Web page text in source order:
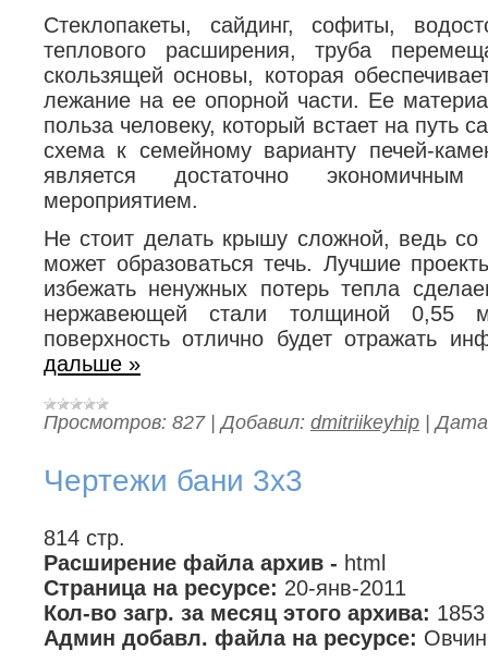
Стеклопакеты, сайдинг, софиты,
теплового расширения, труба
скользящей основы, которая
лежание на ее опорной части. Ее
польза человеку, который встает на путь
схема к семейному варианту печей-
является достаточно
мероприятием.
Не стоит делать крышу сложной, ведь
может образоваться течь. Лучшие
избежать ненужных потерь тепла
нержавеющей стали толщиной 0,55
поверхность отлично будет отражать
дальше »
Просмотров: 827 |Добавил: dmitriikeyhip |
Чертежи бани 3х3
814 стр.
Расширение файла архив - html
Страница на ресурсе: 20-янв-2011
Кол-во загр. за месяц этого архива:
Админ добавл. файла на ресурсе: